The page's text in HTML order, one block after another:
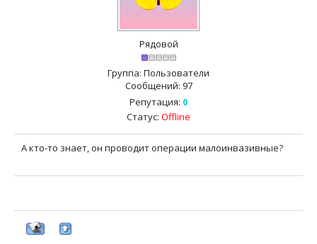
Рядовой
Группа: Пользователи
Сообщений: 97
Репутация: 0
Статус: Offline
А кто-то знает, он проводит операции малоинвазивные?